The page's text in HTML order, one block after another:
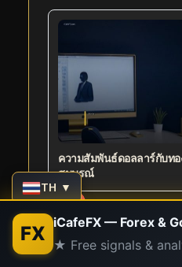
ความสัมพันธ์ดอลลาร์กับท
สมบูรณ์
TH ▼
FX iCafeFX — Forex &
★ Free signals &
Contact us
Open